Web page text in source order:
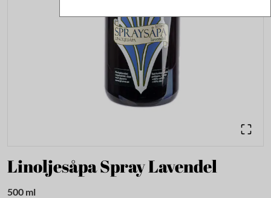
Linoljesåpa Spray Lavendel
500 ml